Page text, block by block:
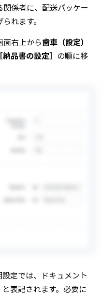
係者に、配送パッケー
れます。
面右上から歯車（設定）
品書の設定］ の順に移
設定では、ドキュメント
表記されます。必要に